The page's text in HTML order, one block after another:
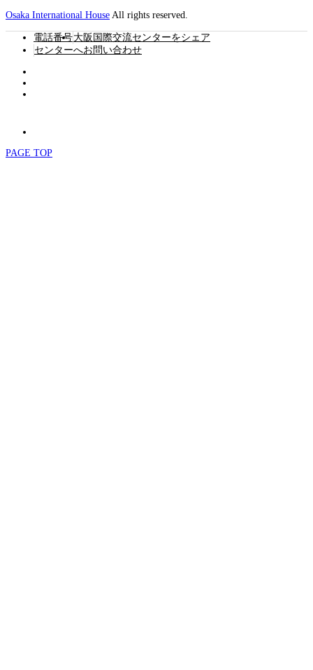
Osaka International House All rights reserved.
電話番号大阪国際交流センターをシェア
センターへお問い合わせ
PAGE TOP